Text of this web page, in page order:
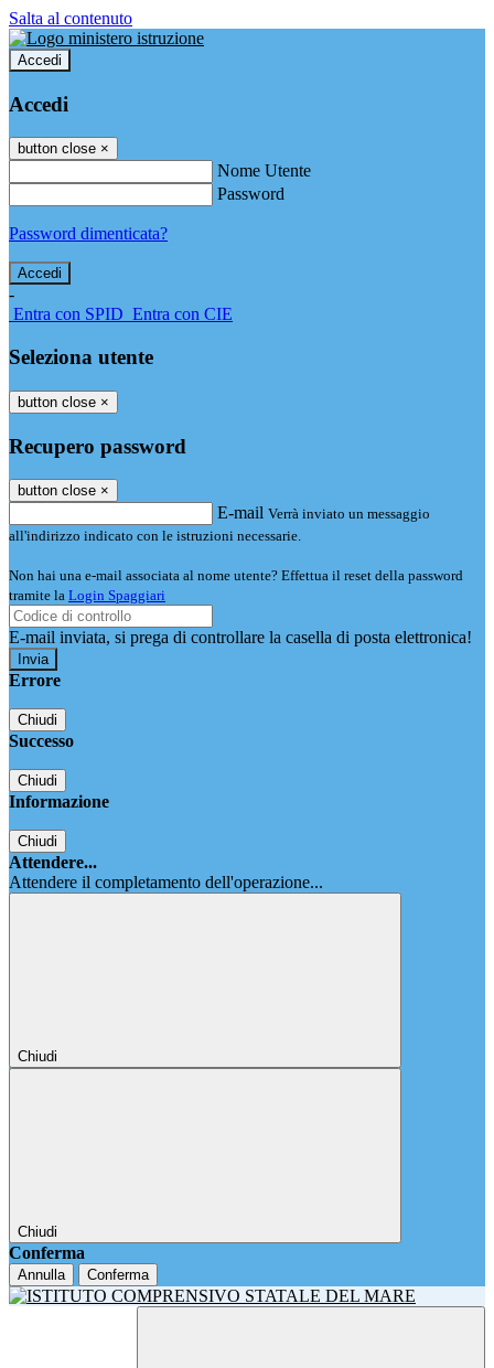
Salta al contenuto
Accedi
Accedi
button close ×
Nome Utente
Password
Password dimenticata?
-
Entra con SPID Entra con CIE
Seleziona utente
button close ×
Recupero password
button close ×
E-mail Verrà inviato un messaggio
all'indirizzo indicato con le istruzioni necessarie.
Non hai una e-mail associata al nome utente? Effettua il reset della password
tramite la Login Spaggiari
E-mail inviata, si prega di controllare la casella di posta elettronica!
Errore
Chiudi
Successo
Chiudi
Informazione
Chiudi
Attendere...
Attendere il completamento dell'operazione...
Chiudi
Chiudi
Conferma
Annulla Conferma